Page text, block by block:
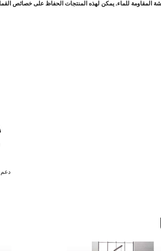
المقاومة للماء. يمكن لهذه المنتجات الحفاظ على خصائص